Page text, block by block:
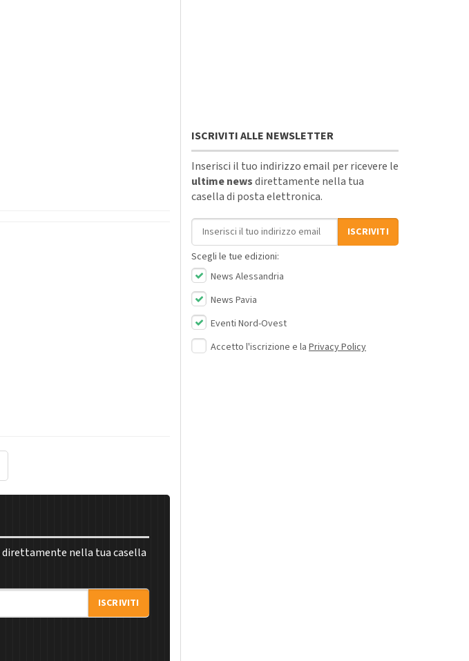
direttamente nella tua casella
ISCRIVITI
ISCRIVITI ALLE NEWSLETTER
Inserisci il tuo indirizzo email per ricevere le
ultime newsdirettamente nella tua
casella di posta elettronica.
Indirizzo email
ISCRIVITI
Scegli le tue edizioni:
News Alessandria
News Pavia
Eventi Nord-Ovest
Accetto l'iscrizione e la Privacy Policy